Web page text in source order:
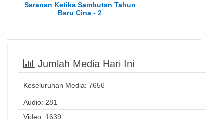
Saranan Ketika Sambutan Tahun
Baru Cina - 2
Jumlah Media Hari Ini
Keseluruhan Media: 7656
Audio: 281
Video: 1639